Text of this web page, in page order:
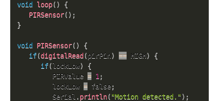
void loop( )
{
PIRSensor( ) ;
}
void PIRSensor( )
{
if(digitalRead(pirPin) == HIGH)
{
if(lockLow)
{
         PIRValue
= 1 ;
         lockLow
= false;
         Serial
. println( "Motion detected.") ;